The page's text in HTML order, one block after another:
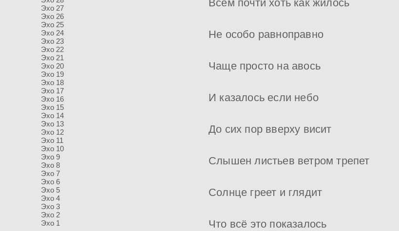
Эхо 27
Эхо 26
Эхо 25
Эхо 24
Эхо 23
Эхо 22
Эхо 21
Эхо 20
Эхо 19
Эхо 18
Эхо 17
Эхо 16
Эхо 15
Эхо 14
Эхо 13
Эхо 12
Эхо 11
Эхо 10
Эхо 9
Эхо 8
Эхо 7
Эхо 6
Эхо 5
Эхо 4
Эхо 3
Эхо 2
Эхо 1
Всем почти хоть как жилось
Не особо равноправно
Чаще просто на авось
И казалось если небо
До сих пор вверху висит
Слышен листьев ветром трепет
Солнце греет и глядит
Что всё это показалось